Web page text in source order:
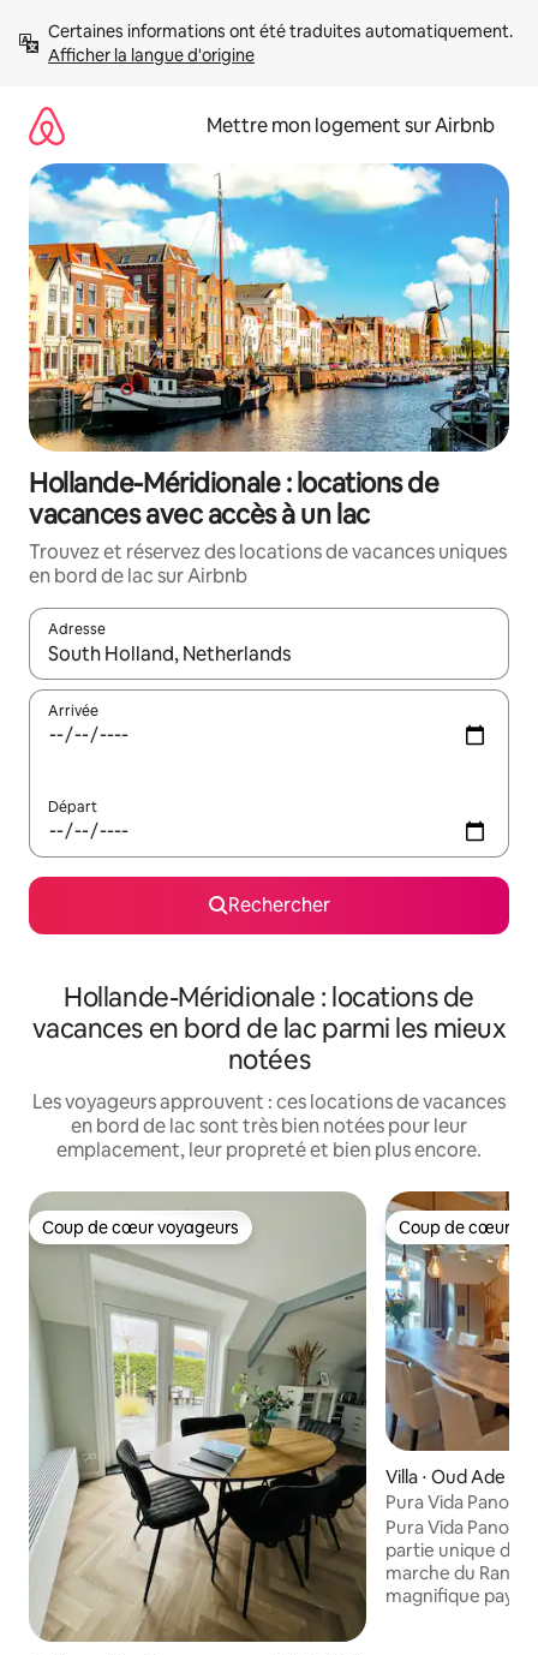
directement
Afficher la langue d'origine
Mettre mon logement sur Airbnb
Hollande-Méridionale : locations de
vacances avec accès à un lac
Trouvez et réservez des locations de vacances uniques
en bord de lac sur Airbnb
Adresse
Lorsque les résultats s'affichent, utilisez les flèches vers le
Arrivée
Départ
Rechercher
Hollande-Méridionale : locations de
vacances en bord de lac parmi les mieux
notées
Les voyageurs approuvent : ces locations de vacances
en bord de lac sont très bien notées pour leur
emplacement, leur propreté et bien plus encore.
Coup de cœur voyageurs
Coup de cœur voyageurs Coup de cœur
Coup de cœur
Villa ⋅ Oud Ade
Pura Vida
Pura Vida
partie unique des
marche du
magnifique